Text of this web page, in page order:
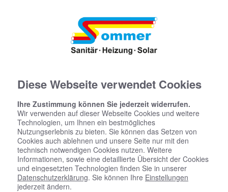
Diese Webseite verwendet Cookies
Ihre Zustimmung können Sie jederzeit widerrufen.
Wir verwenden auf dieser Webseite Cookies und weitere
Technologien, um Ihnen ein bestmögliches
Nutzungserlebnis zu bieten. Sie können das Setzen von
Cookies auch ablehnen und unsere Seite nur mit den
technisch notwendigen Cookies nutzen. Weitere
Informationen, sowie eine detaillierte Übersicht der Cookies
und eingesetzten Technologien finden Sie in unserer
Datenschutzerklärung. Sie können Ihre Einstellungen
jederzeit ändern.